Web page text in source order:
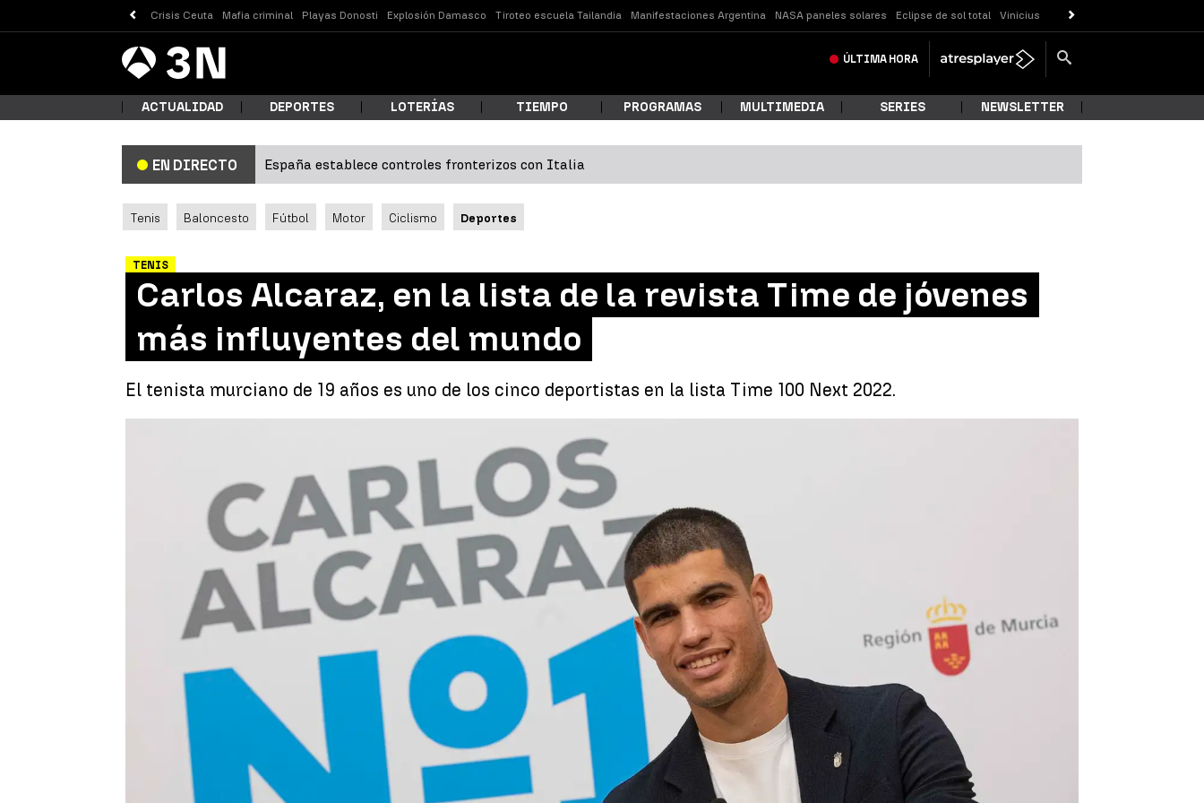
Crisis Ceuta Mafia criminal Playas Donosti Explosión Damasco Tiroteo escuela Tailandia Manifestaciones Argentina NASA paneles solares Eclipse de sol total Vinicius
Antena
3 Noticias ÚLTIMA HORA
¿Qué estás buscando?
ACTUALIDAD DEPORTES LOTERÍAS TIEMPO PROGRAMAS MULTIMEDIA SERIES NEWSLETTER
EN DIRECTO España establece controles fronterizos con Italia
Tenis Baloncesto Fútbol Motor Ciclismo Deportes
TENIS
Carlos Alcaraz, en la lista de la revista Time de jóvenes
más influyentes del mundo
El tenista murciano de 19 años es uno de los cinco deportistas en la lista Time 100 Next 2022.